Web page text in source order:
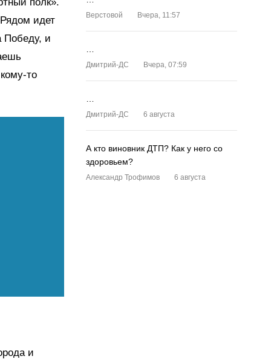
идет
Победу, и
то
и
Верстовой Вчера, 11:57
Дмитрий-ДС Вчера, 07:59
Дмитрий-ДС 6 августа
А кто виновник ДТП? Как у него со
здоровьем?
Александр Трофимов 6 августа